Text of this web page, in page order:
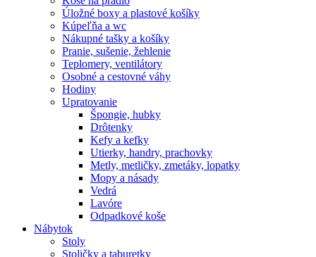
Úložné boxy a plastové košíky
Kúpeľňa a wc
Nákupné tašky a košíky
Pranie, sušenie, žehlenie
Teplomery, ventilátory
Osobné a cestovné váhy
Hodiny
Upratovanie
Špongie, hubky
Drôtenky
Kefy a kefky
Utierky, handry, prachovky
Metly, metličky, zmetáky, lopatky
Mopy a násady
Vedrá
Lavóre
Odpadkové koše
Nábytok
Stoly
Stoličky a taburetky